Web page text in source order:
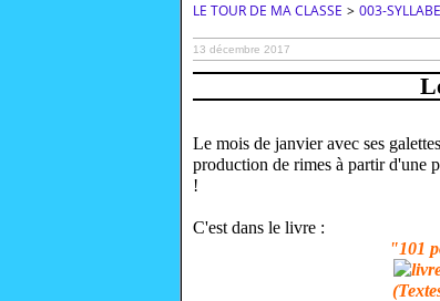
LE TOUR DE MA CLASSE > 003-
13 décembre 2017
Le mois de janvier avec ses
production de rimes à partir d'une
!
C'est dans le livre :
"101